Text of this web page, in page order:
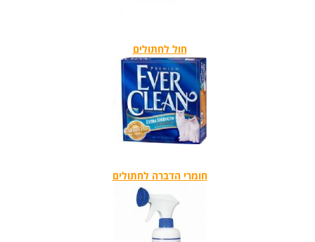
חול לחתולים
חומרי הדברה לחתולים